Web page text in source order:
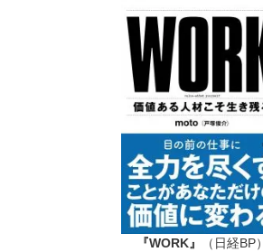
『WORK』
（日経BP）